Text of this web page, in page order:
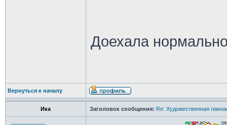
Доехала
Вернуться к началу
Ика Заголовок сообщения: Re: Художественная